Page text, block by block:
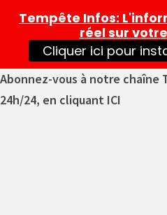
Abonnez-vous à notre chaîne
24h/24, en cliquant ICI
Tempête Infos:
réel sur
Cliquer ici pour